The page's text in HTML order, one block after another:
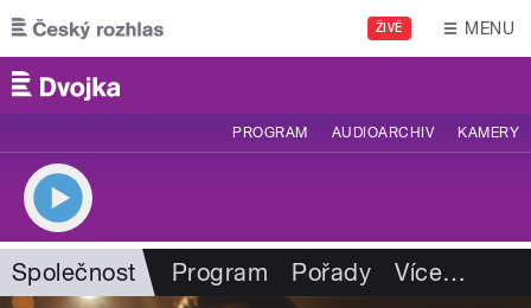
Přejít k hlavnímu obsahu
ŽIVĚ MENU
PROGRAM AUDIOARCHIV KAMERY
Společnost Program Pořady Více…